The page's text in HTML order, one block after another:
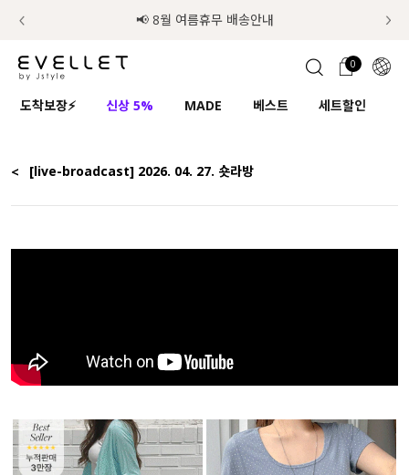
첫구매 한정 인기상품 100원~
럭키 이룰렛 최대 30% OFF + 100% 당첨
📢 8월 여름휴무 배송안내
추가금 NO! 오늘주문 오늘도착 보장 배송서비스 🚚
0
도착보장⚡ 신상 5% MADE 베스트 세트할인
ENG
베스트
세트할인 ~30%
티셔츠
블라우스
< [live-broadcast] 2026. 04. 27. 숏라방